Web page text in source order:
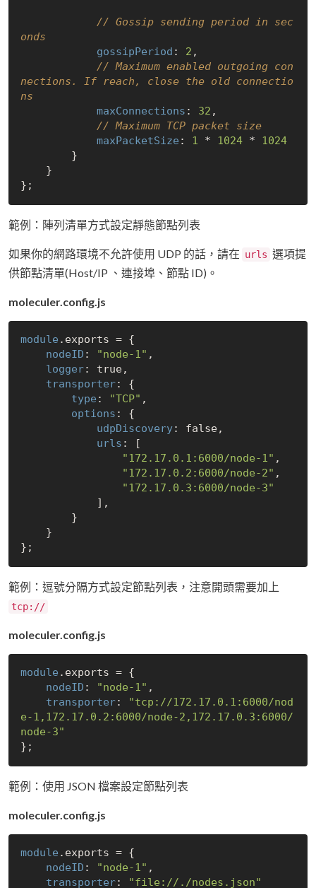
// Gossip sending period in sec
onds
gossipPeriod : 2 ,
// Maximum enabled outgoing con
nections. If reach, close the old connectio
ns
maxConnections : 32 ,
// Maximum TCP packet size
maxPacketSize : 1 * 1024 * 1024
範例：陣列清單方式設定靜態節點列表
如果你的網路環境不允許使用 UDP 的話，請在 urls 選項提
供節點清單(Host/IP 、連接埠、節點 ID)。
moleculer.config.js
module .exports = {
nodeID : "node-1" ,
logger: true,
transporter: {
type : "TCP" ,
options : {
udpDiscovery: false,
urls : [
"172.17.0.1:6000/node-1" ,
"172.17.0.2:6000/node-2" ,
"172.17.0.3:6000/node-3"
範例：逗號分隔方式設定節點列表，注意開頭需要加上
tcp://
moleculer.config.js
module .exports = {
nodeID : "node-1" ,
transporter:
"tcp://172.17.0.1:6000/nod
e-1,172.17.0.2:6000/node-2,172.17.0.3:6000/
node-3"
範例：使用 JSON 檔案設定節點列表
moleculer.config.js
module .exports = {
nodeID : "node-1" ,
transporter: "file://./nodes.json"